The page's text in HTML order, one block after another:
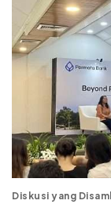
Diskusi yang